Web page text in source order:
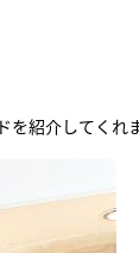
紹介してくれ